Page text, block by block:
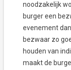
noodzakelijk
burger een
evenement
bezwaar zo
houden van
maakt de